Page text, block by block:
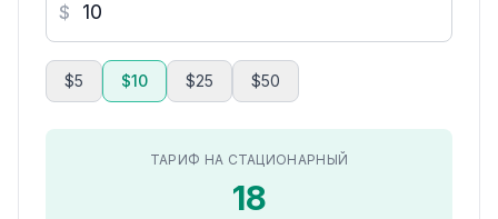
$
$5 $10 $25 $50
ТАРИФ НА СТАЦИОНАРНЫЙ
18